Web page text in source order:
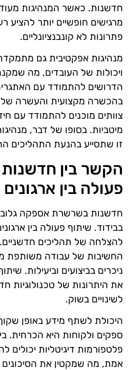
חדשנות. כאשר המנהיגות
מרגישים חופשיים יותר להציע
פתרונות לא קונבנציונליים.
מנהיגות אפקטיבית גם
ויכולות של העובדים, מה
הדרושים להתמודד עם
בהכשרה מקצועית והעשרה של
צוותים מוכנים להתמודד עם
מיטביות. בסופו של דבר,
זו שתסייע בהנעת התהליכים
הקשר בין
פעולה בין ארגונים
חדשנות בשרשרת אספקה
בבידוד. שיתוף פעולה בין
להצלחה של תהליכים חדשניים.
החשיבות של עבודה משותפת
ניכרים בביצועים וביעילות.
את היתרונות של טכנולוגיות
לשינויים בשוק.
היכולת לשתף מידע באופן שקוף
ספקים ולקוחות היא הכרחית.
פלטפורמות דיגיטליות יכולים
אמת, מה שמקטין את הסיכונים